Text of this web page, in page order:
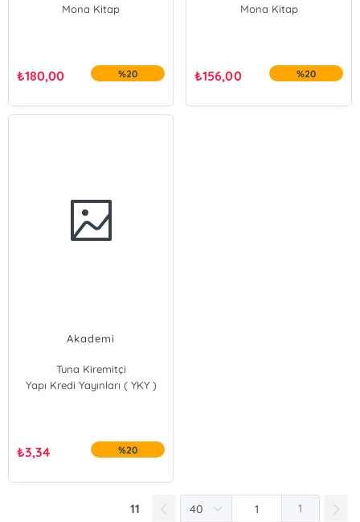
Mona Kitap
₺180,00 %20
Mona Kitap
₺156,00 %20
Akademi
Tuna Kiremitçi
Yapı Kredi Yayınları ( YKY )
₺3,34 %20
11 1